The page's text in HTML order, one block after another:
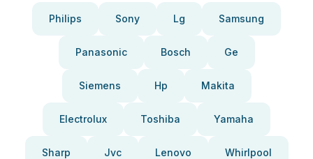
Philips Sony Lg Samsung
Panasonic Bosch Ge
Siemens Hp Makita
Electrolux Toshiba Yamaha
Sharp Jvc Lenovo Whirlpool